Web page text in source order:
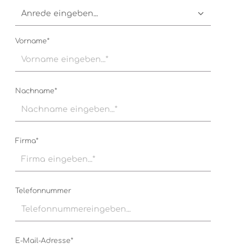
Vorname*
Nachname*
Firma*
Telefonnummer
E-Mail-Adresse*